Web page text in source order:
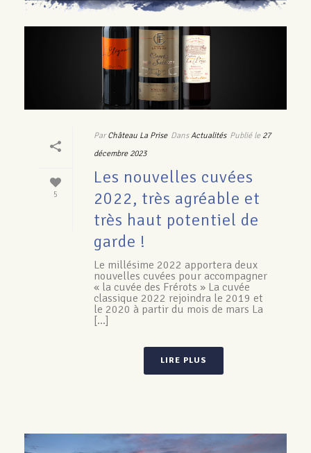
5
Par Château La Prise Dans Actualités Publié le 27
décembre 2023
Les nouvelles cuvées
2022, très agréable et
très haut potentiel de
garde !
Le millésime 2022 apportera deux
nouvelles cuvées pour accompagner
« la cuvée des Frérots » La cuvée
classique 2022 rejoindra le 2019 et
le 2020 à partir du mois de mars La
[...]
LIRE PLUS